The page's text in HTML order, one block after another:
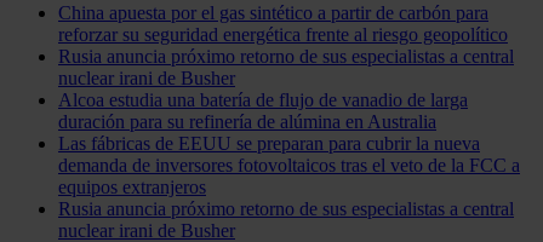
China apuesta por el gas sintético a partir de carbón para
reforzar su seguridad energética frente al riesgo geopolítico
Rusia anuncia próximo retorno de sus especialistas a central
nuclear irani de Busher
Alcoa estudia una batería de flujo de vanadio de larga
duración para su refinería de alúmina en Australia
Las fábricas de EEUU se preparan para cubrir la nueva
demanda de inversores fotovoltaicos tras el veto de la FCC a
equipos extranjeros
Rusia anuncia próximo retorno de sus especialistas a central
nuclear irani de Busher